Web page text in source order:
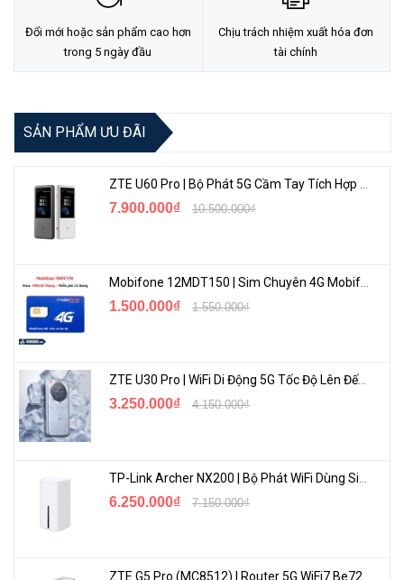
Đổi mới hoặc sản phẩm cao hơn
trong 5 ngày đầu
Chịu trách nhiệm xuất hóa đơn
tài chính
SẢN PHẨM ƯU ĐÃI
ZTE U60 Pro | Bộ Phát 5G Cầm Tay Tích Hợp Công Nghệ WiFi 7, Pin 10000mAh
7.900.000₫ 10.500.000₫
1.500.000₫ 1.550.000₫
ZTE U30 Pro | WiFi Di Động 5G Tốc Độ Lên Đến 500Mbps, Màn Hình Cảm Ứng
3.250.000₫ 4.150.000₫
6.250.000₫ 7.150.000₫